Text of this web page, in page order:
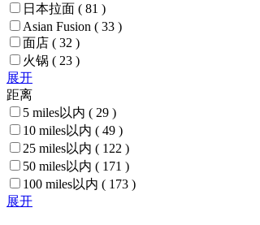
日本拉面 ( 81 )
Asian Fusion ( 33 )
面店 ( 32 )
火锅 ( 23 )
展开
距离
5 miles以内 ( 29 )
10 miles以内 ( 49 )
25 miles以内 ( 122 )
50 miles以内 ( 171 )
100 miles以内 ( 173 )
展开